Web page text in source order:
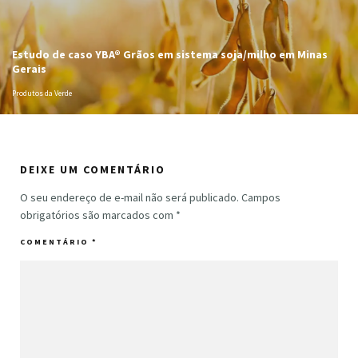
Estudo de caso YBA® Grãos em sistema soja/milho em Minas
Gerais
Produtos da Verde
DEIXE UM COMENTÁRIO
O seu endereço de e-mail não será publicado. Campos
obrigatórios são marcados com *
COMENTÁRIO *